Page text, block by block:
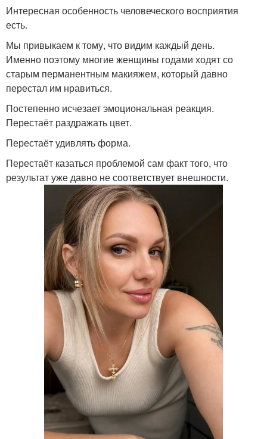
Интересная особенность человеческого восприятия
есть.
Мы привыкаем к тому, что видим каждый день.
Именно поэтому многие женщины годами ходят со
старым перманентным макияжем, который давно
перестал им нравиться.
Постепенно исчезает эмоциональная реакция.
Перестаёт раздражать цвет.
Перестаёт удивлять форма.
Перестаёт казаться проблемой сам факт того, что
результат уже давно не соответствует внешности.